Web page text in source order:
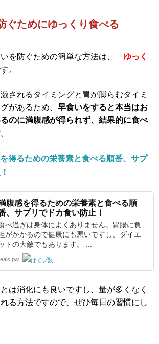
ぐためにゆっくり食べる
を防ぐための簡単な方法は、「 ゆっく
。
されるタイミングと胃が膨らむタイミ
があるため、 早食いをすると本当はお
のに満腹感が得られず、結果的に食べ
。
得るための栄養素と食べる順番、サプ
腹感を得るための栄養素と食べる順
、サプリでドカ食い防止！
べ過ぎは身体によくありません。胃腸に負
がかかるので健康にも悪いですし、ダイエ
トの大敵でもあります。 ...
は消化にも良いですし、量が多くなく
る方法ですので、ぜひ毎日の習慣にし